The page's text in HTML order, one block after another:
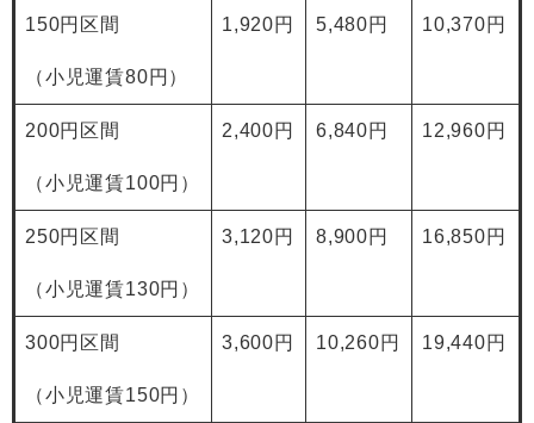
150円区間
（小児運賃80円）
1,920円 5,480円 10,370円
200円区間
（小児運賃100円）
2,400円 6,840円 12,960円
250円区間
（小児運賃130円）
3,120円 8,900円 16,850円
300円区間
（小児運賃150円）
3,600円 10,260円 19,440円